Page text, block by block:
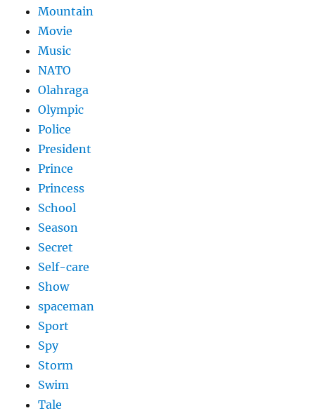
Mountain
Movie
Music
NATO
Olahraga
Olympic
Police
President
Prince
Princess
School
Season
Secret
Self-care
Show
spaceman
Sport
Spy
Storm
Swim
Tale